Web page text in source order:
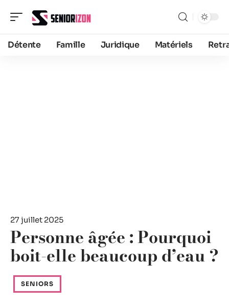
Détente Famille Juridique Matériels
27 juillet 2025
Personne âgée : Pourquoi
boit-elle beaucoup d’eau ?
SENIORS